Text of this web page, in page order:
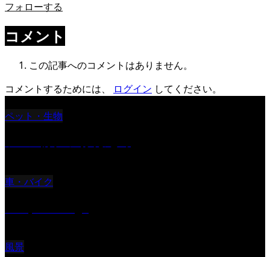
フォローする
コメント
この記事へのコメントはありません。
コメントするためには、
ログイン してください。
ペット・生物
車・バイク
風景